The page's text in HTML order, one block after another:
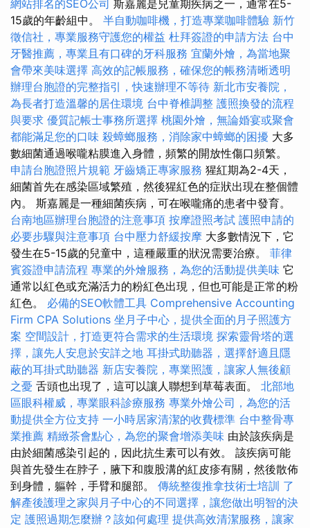
網站排名的SEO公司 斯嘉麗是兒童期疾病之一，通常在5-
15歲的年齡組中。 半自動咖啡機，打造專業咖啡體驗 新竹
徵信社，專業服務守護您的權益 杜拜簽證的申請方法 台中
牙醫推薦，專業且有口碑的牙科服務 宜蘭外燴，為當地聚
會帶來美味選擇 高效的記帳服務，確保您的帳務清晰透明
辦理台胞證的完整指引，快速辦理不等待 新北市安養院，
為長者打造溫馨的居住環境 台中脊椎調整 護照換發的流程
與要求 優質記帳士事務所選擇 桃園外燴，無論婚宴或聚會
都能滿足您的口味 殺蟑螂服務，消除家中蟑螂的困擾 大多
數細菌通過喉嚨粘膜進入身體，頻繁的開放性傷口頻繁。
申請台胞證照片規範 牙齒矯正專家服務 猩紅期為2-4天，
細菌首先在感染區域繁殖，然後猩紅色的症狀出現在整個體
內。 斯嘉麗是一種細菌疾病，可在喉嚨痛的患者中發育。
台南地區辦理台胞證的注意事項 按摩證照考試 護照申請的
必要步驟與注意事項 台中壓力舒緩按摩 大多數情況下，它
發生在5-15歲的兒童中，這種嚴重的狀況需要治療。 菲律
賓簽證申請流程 專業的外燴服務，為您的活動提供美味 它
通常以紅色或充滿活力的粉紅色出現，但也可能是正常的粉
紅色。 必備的SEO軟體工具 Comprehensive Accounting
Firm CPA Solutions 坐月子中心，提供全面的月子照護方
案 空間設計，打造更符合需求的生活環境 探索靈骨塔的選
擇，讓先人安息於安詳之地 耳掛式助聽器，選擇舒適且隱
蔽的耳掛式助聽器 新店安養院，專業照護，讓家人無後顧
之憂 舌頭也出現了，這可以讓人聯想到草莓表面。 北部地
區眼科權威，專業眼科診療服務 專業外燴公司，為您的活
動提供全方位支持 一小時居家清潔的收費標準 台中整骨專
業推薦 精緻茶會點心，為您的聚會增添美味 由於該疾病是
由於細菌感染引起的，因此抗生素可以有效。 該疾病可能
與首先發生在脖子，腋下和腹股溝的紅皮疹有關，然後散佈
到身體，軀幹，手臂和腿部。 傳統整復推拿技術士培訓 了
解產後護理之家與月子中心的不同選擇，讓您做出明智的決
定 護照過期怎麼辦？該如何處理 提供高效清潔服務，讓家